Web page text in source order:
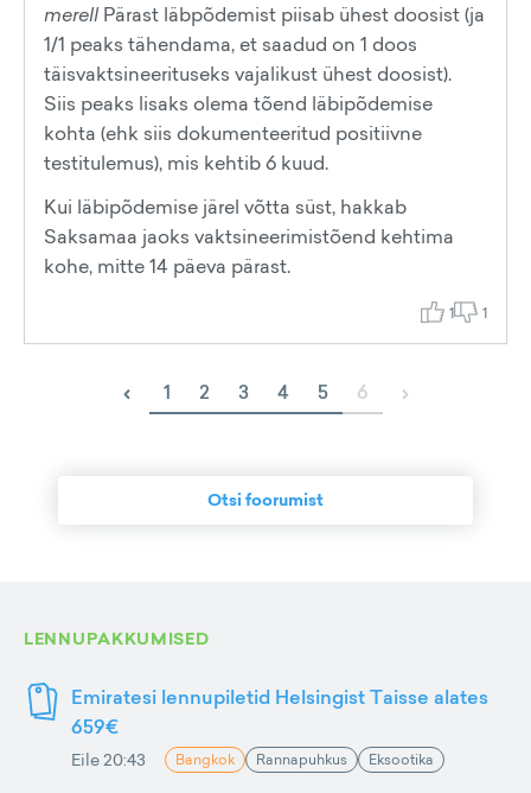
merellPärast läbpõdemist piisab ühest doosist (ja
1/1 peaks tähendama, et saadud on 1 doos
täisvaktsineerituseks vajalikust ühest doosist).
Siis peaks lisaks olema tõend läbipõdemise
kohta (ehk siis dokumenteeritud positiivne
testitulemus), mis kehtib 6 kuud.
Kui läbipõdemise järel võtta süst, hakkab
Saksamaa jaoks vaktsineerimistõend kehtima
kohe, mitte 14 päeva pärast.
1 1
‹ 1 2 3 4 5 6 ›
Otsi foorumist
LENNUPAKKUMISED
Emiratesi lennupiletid Helsingist Taisse alates
659€
Eile 20:43 Bangkok Rannapuhkus Eksootika